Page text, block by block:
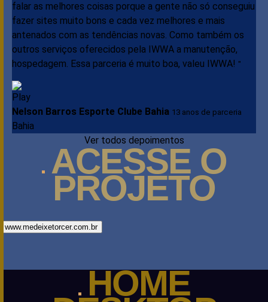
falar as melhores coisas porque a gente não só conseguiu
fazer sites muito bons e cada vez melhores e mais
antenados com as tendências novas. Como também os
outros serviços oferecidos pela IWWA a manutenção,
hospedagem. Essa parceria é muito boa, valeu IWWA! "
Nelson Barros Esporte Clube Bahia 13 anos de parceria
Bahia
Ver todos depoimentos
ACESSE O
PROJETO
www.medeixetorcer.com.br
HOME